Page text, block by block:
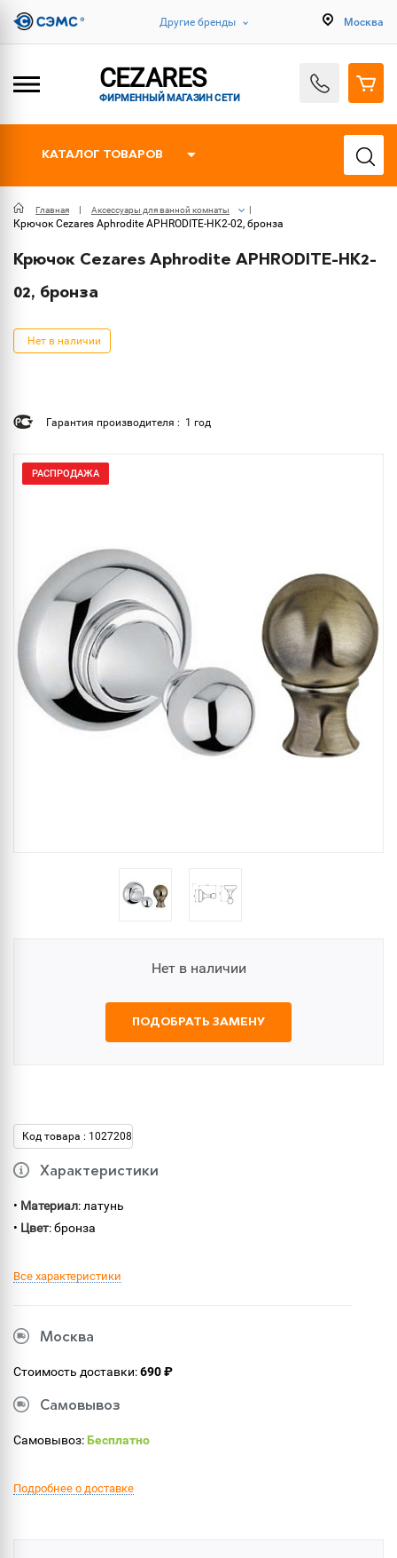
Другие бренды Москва
CEZARES
ФИРМЕННЫЙ МАГАЗИН СЕТИ
КАТАЛОГ ТОВАРОВ
Главная Аксессуары для ванной комнаты
Крючок Cezares Aphrodite APHRODITE-HK2-02, бронза
Крючок Cezares Aphrodite APHRODITE-HK2-
02, бронза
Нет в наличии
Гарантия производителя : 1 год
РАСПРОДАЖА
Нет в наличии
ПОДОБРАТЬ ЗАМЕНУ
Код товара : 1027208
Характеристики
• Материал: латунь
• Цвет: бронза
Все характеристики
Москва
Стоимость доставки:690 ₽
Самовывоз
Самовывоз:Бесплатно
Подробнее о доставке